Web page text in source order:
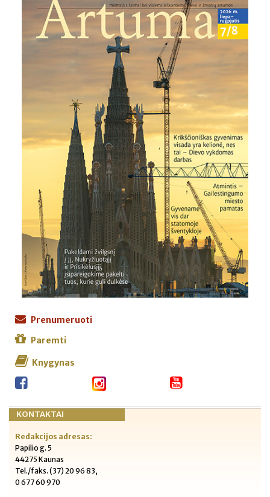
Prenumeruoti
Paremti
Knygynas
KONTAKTAI
Redakcijos adresas:
Papilio g. 5
44275 Kaunas
Tel./faks. (37) 20 96 83,
0 677 60 970